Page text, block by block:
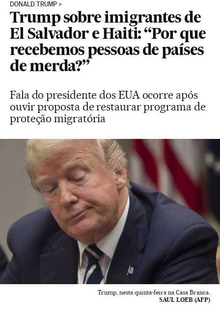
DONALD TRUMP
Trump sobre imigrantes de
El Salvador e Haiti: “Por que
recebemos pessoas de países
de merda?”
Fala do presidente dos EUA ocorre após
ouvir proposta de restaurar programa de
proteção migratória
Trump, nesta quinta-feira na Casa Branca.
SAUL LOEB (AFP)